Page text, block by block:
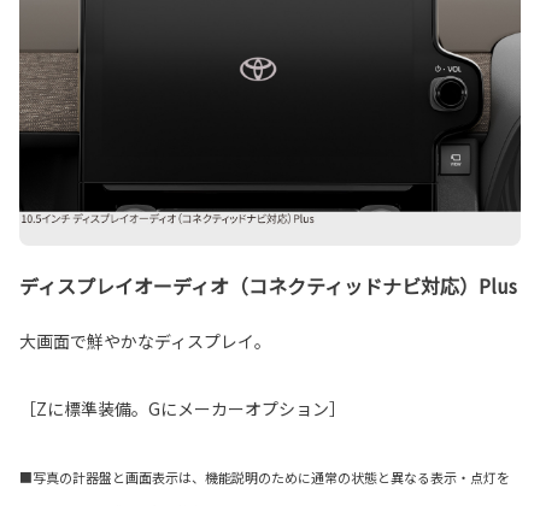
ディスプレイオーディオ（コネクティッドナビ対応）Plus
大画面で鮮やかなディスプレイ。
［Zに標準装備。Gにメーカーオプション］
■写真の計器盤と画面表示は、機能説明のために通常の状態と異なる表示・点灯を